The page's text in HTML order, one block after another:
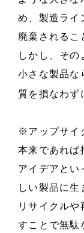
め、製造ライ
廃棄されるこ
しかし、そ
小さな製品な
質を損なわず
※アップサイ
本来であれば
アイデアとい
しい製品に生
リサイクル
すことで無駄